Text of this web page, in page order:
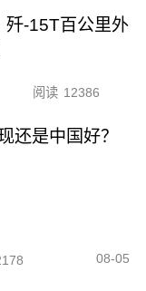
歼-15T百公里外
阅读 12386
还是中国好？
08-05